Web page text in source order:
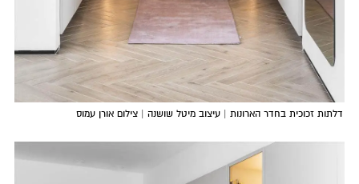
דלתות זכוכית בחדר הארונות | עיצוב מיטל שושנה | צילום אורן עמוס